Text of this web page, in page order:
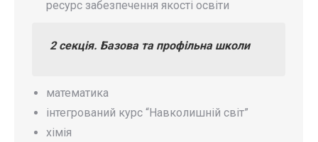
ресурс забезпечення якості освіти
2 секція. Базова та профільна школи
математика
інтегрований курс “Навколишній світ”
хімія